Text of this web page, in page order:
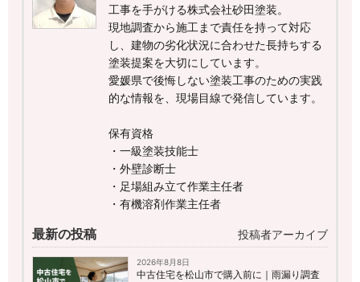
工事を手がける株式会社砂田塗装。
現地調査から施工まで責任を持って対応
し、建物の劣化状況に合わせた長持ちする
塗装提案を大切にしています。
愛媛県で後悔しない塗装工事のための実践
的な情報を、現場目線で発信しています。
保有資格
・一級塗装技能士
・外壁診断士
・足場組み立て作業主任者
・有機溶剤作業主任者
最新の投稿 投稿者アーカイブ
2026年8月8日
中古住宅を松山市で購入前に｜雨漏り調査